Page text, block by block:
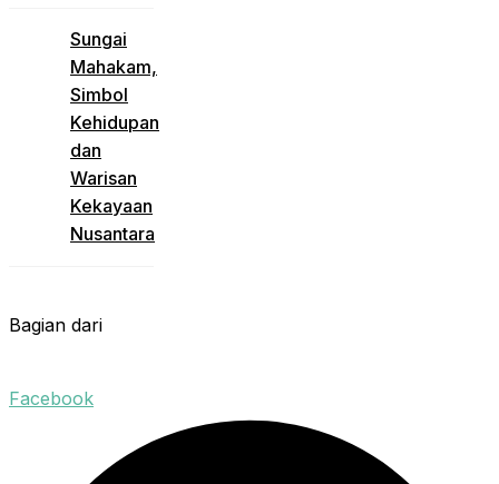
Sungai
Mahakam,
Simbol
Kehidupan
dan
Warisan
Kekayaan
Nusantara
Bagian dari
Facebook